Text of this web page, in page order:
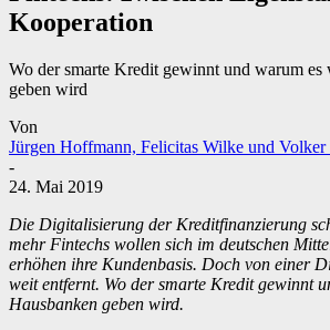
Kooperation
Wo der smarte Kredit gewinnt und warum es
geben wird
Von
Jürgen Hoffmann, Felicitas Wilke und Volker
-
24. Mai 2019
Die Digitalisierung der Kreditfinanzierung
mehr Fintechs wollen sich im deutschen
erhöhen ihre Kundenbasis. Doch von einer
weit entfernt. Wo der smarte Kredit gewinnt
Hausbanken geben wird.